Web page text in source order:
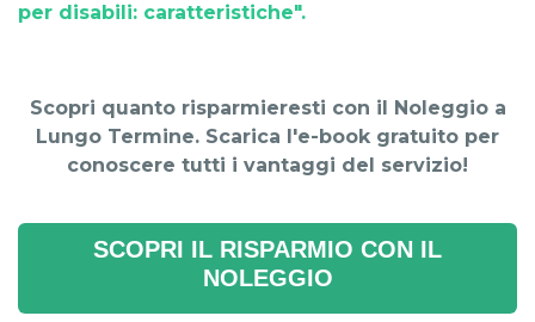
per disabili: caratteristiche".
Scopri quanto risparmieresti con il Noleggio a
Lungo Termine. Scarica l'e-book gratuito per
conoscere tutti i vantaggi del servizio!
SCOPRI IL RISPARMIO CON IL
NOLEGGIO